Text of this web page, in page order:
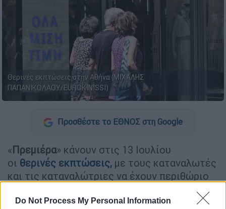
Do Not Process My Personal Information
Θερινές εκπτώσεις στην Αθήνα (ΜΙΧΑΛΗΣ
ΠΑΠΑΝΙΚΟΛΑΟΥ/EUROKINISSI)
Προσθέστε το ΕΘΝΟΣ στη Google
«Πρεμιέρα» κάνουν στις 13 Ιουλίου
οι θερινές εκπτώσεις, με τους καταναλωτές
και τις καταναλώτριες να έχουν περιθώριο
μέχρι τις 31 Αυγούστου για να κάνουν τις
αγορές τους σε πιο προσιτές τιμές.